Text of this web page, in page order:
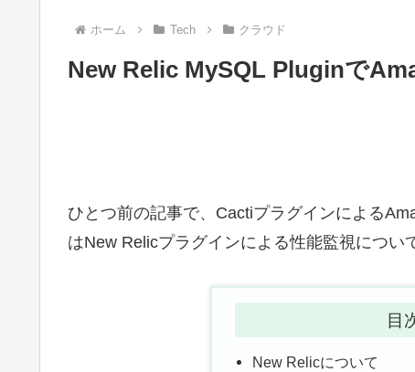
ホーム Tech クラウド
New Relic MySQL Pluginで
ひとつ前の記事で、Cactiプラグインによる
はNew Relicプラグインによる性能監視につい
目
New Relicについて